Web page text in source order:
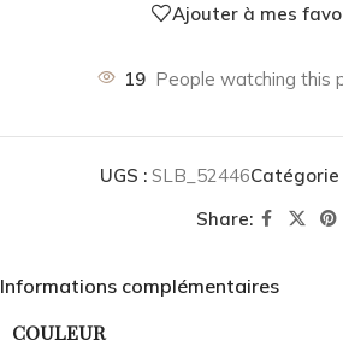
Ajouter à mes
19 People watching this
UGS : SLB_52446Catégorie
Share:
Informations complémentaires
COULEUR